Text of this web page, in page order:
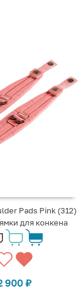
Pads Pink (312)
для конкена
900 ₽